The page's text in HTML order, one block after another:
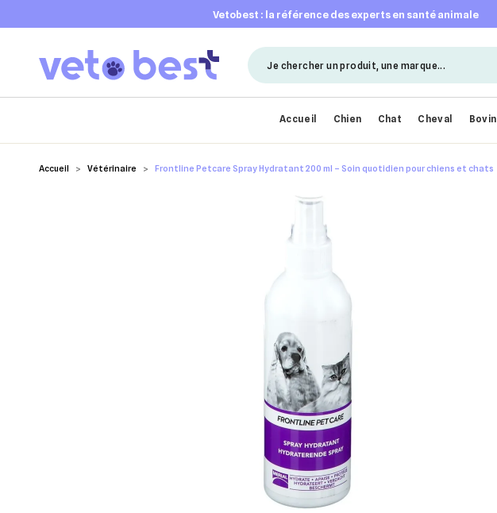
vetobest : la référence des experts en santé animale
Accueil Chien Chat Cheval Bovin
Accueil Vétérinaire Frontline Petcare Spray Hydratant 200 ml – Soin quotidien pour chiens et chats